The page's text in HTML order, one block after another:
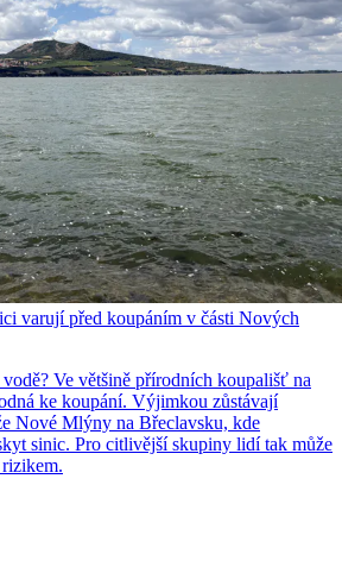
varují před koupáním v části Nových
Ve většině přírodních koupališť na
ke koupání. Výjimkou zůstávají
Nové Mlýny na Břeclavsku, kde
sinic. Pro citlivější skupiny lidí tak může